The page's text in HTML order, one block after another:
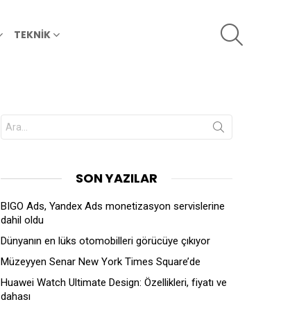
TEKNİK
Search
for:
SON YAZILAR
BIGO Ads, Yandex Ads monetizasyon servislerine
dahil oldu
Dünyanın en lüks otomobilleri görücüye çıkıyor
Müzeyyen Senar New York Times Square’de
Huawei Watch Ultimate Design: Özellikleri, fiyatı ve
dahası